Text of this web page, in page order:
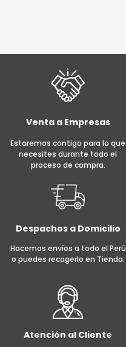
Venta a Empresas
Estaremos contigo para lo que
necesites durante todo el
proceso de compra.
Despachos a Domicilio
Hacemos envíos a todo el Perú
o puedes recogerlo en Tienda.
Atención al Cliente